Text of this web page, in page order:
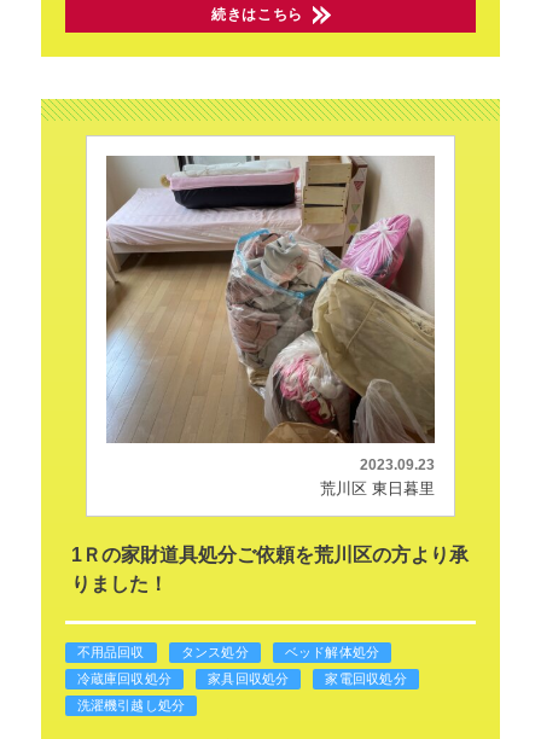
続きはこちら
2023.09.23
荒川区 東日暮里
1Ｒの家財道具処分ご依頼を荒川区の方より承
りました！
不用品回収 タンス処分
ベッド解体処分
冷蔵庫回収処分
家具回収処分
家電回収処分
洗濯機引越し処分